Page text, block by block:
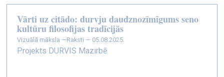
Vārti uz citādo: durvju daudznozīmīgums seno
kultūru filosofijas tradīcijās
vizuālā māksla —Raksti — 05.08.2025.
Projekts DURVIS Mazirbē